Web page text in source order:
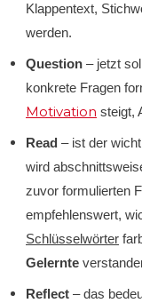
Klappentext,
werden.
Question – jetzt
konkrete Fragen
Motivation steigt,
Read – ist der
wird
zuvor formulierten
empfehlenswert,
Schlüsselwörter
Gelernte
Reflect – das